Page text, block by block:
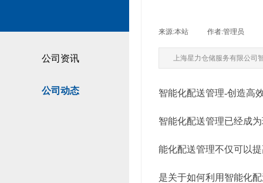
公司资讯
公司动态
来源:本站 作者:管理员
上海星力仓储服务有限公
智能化配送管理-创造高
智能化配送管理已经成
能化配送管理不仅可以
是关于如何利用智能化